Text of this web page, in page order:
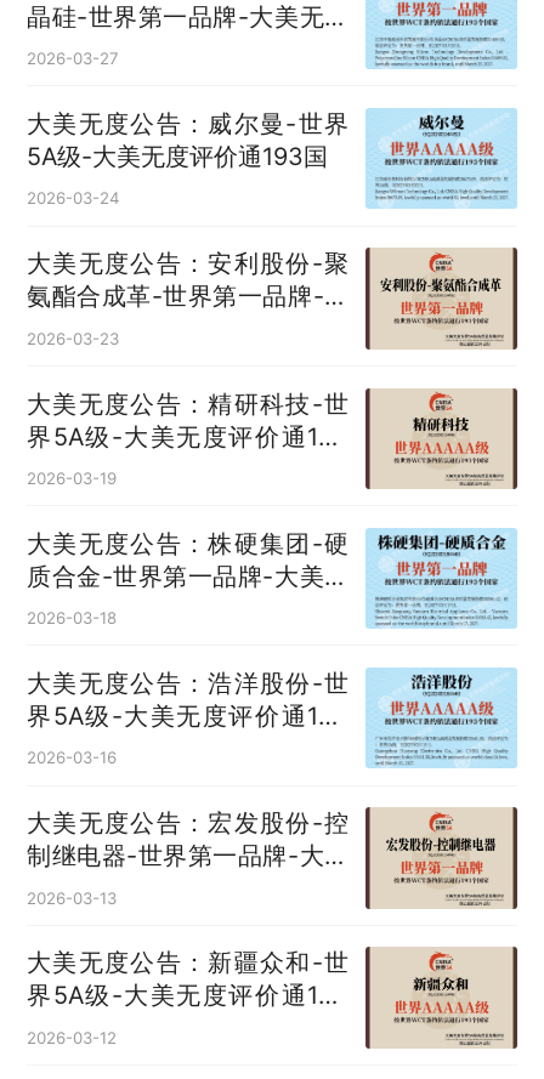
晶硅‌-世界第一品牌-大美无度
评价通193国
2026-03-27
大美无度公告：威尔曼-世界
5A级-大美无度评价通193国
2026-03-24
大美无度公告：安利股份-聚
氨酯合成革‌-世界第一品牌-大
美无度评价通193国
2026-03-23
大美无度公告：精研科技-世
界5A级-大美无度评价通193
国
2026-03-19
大美无度公告：株硬集团-硬
质合金‌-世界第一品牌-大美无
度评价通193国
2026-03-18
大美无度公告：浩洋股份-世
界5A级-大美无度评价通193
国
2026-03-16
大美无度公告：宏发股份-控
制继电器‌-世界第一品牌-大美
无度评价通193国
2026-03-13
大美无度公告：新疆众和-世
界5A级-大美无度评价通193
国
2026-03-12